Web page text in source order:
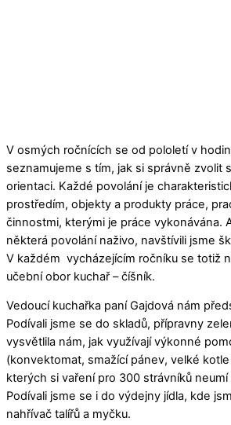
V osmých ročnících se od pololetí v
seznamujeme s tím, jak si správně zvolit
orientaci. Každé povolání je
prostředím, objekty a produkty práce,
činnostmi, kterými je práce vykonávána.
některá povolání naživo, navštívili jsme
V každém vycházejícím ročníku se totiž
učební obor kuchař – číšník.
Vedoucí kuchařka paní Gajdová nám
Podívali jsme se do skladů, přípravny
vysvětlila nám, jak využívají výkonné
(konvektomat, smažící pánev, velké
kterých si vaření pro 300 strávníků
Podívali jsme se i do výdejny jídla, kde
nahřívač talířů a myčku.